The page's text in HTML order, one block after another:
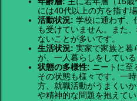
には40代以上の方を指す
活動状況: 学校に通わず、
も受けていません。また
ないことが多いです。
生活状況: 実家で家族と暮
が、一人暮らしをしてい
状態の多様性: ニートに至
その状態も様々です。一
方、就職活動がうまくい
や精神的な問題を抱えて